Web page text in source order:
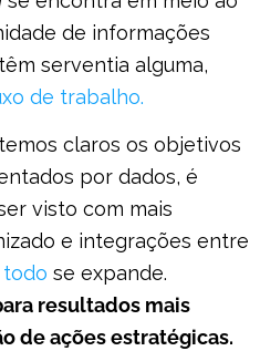
de informações
serventia alguma,
de trabalho.
claros os objetivos
por dados, é
visto com mais
e integrações entre
todo se expande.
resultados mais
de ações estratégicas.